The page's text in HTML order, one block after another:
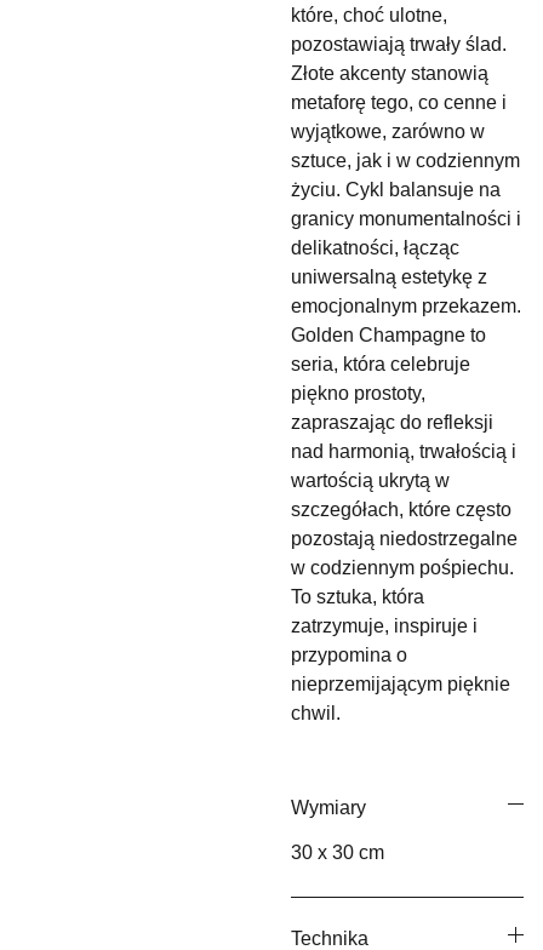
które, choć ulotne,
pozostawiają trwały ślad.
Złote akcenty stanowią
metaforę tego, co cenne i
wyjątkowe, zarówno w
sztuce, jak i w codziennym
życiu. Cykl balansuje na
granicy monumentalności i
delikatności, łącząc
uniwersalną estetykę z
emocjonalnym przekazem.
Golden Champagne to
seria, która celebruje
piękno prostoty,
zapraszając do refleksji
nad harmonią, trwałością i
wartością ukrytą w
szczegółach, które często
pozostają niedostrzegalne
w codziennym pośpiechu.
To sztuka, która
zatrzymuje, inspiruje i
przypomina o
nieprzemijającym pięknie
chwil.
Wymiary
30 x 30 cm
Technika